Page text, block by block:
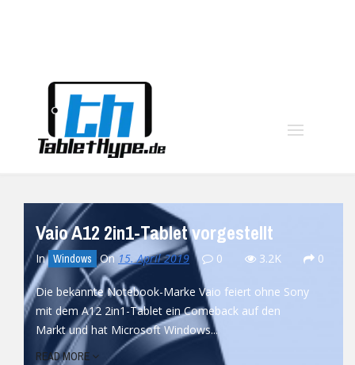
Vaio A12 2in1-Tablet vorgestellt
In Windows On 15. April 2019 0 3.2K 0
Die bekannte Notebook-Marke Vaio feiert ohne Sony
mit dem A12 2in1-Tablet ein Comeback auf den
Markt und hat Microsoft Windows...
READ MORE